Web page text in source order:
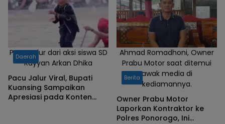
Pacu Jalur dari aksi siswa SD
Rayyan Arkan Dhika
Daerah
Pacu Jalur Viral, Bupati
Kuansing Sampaikan
Apresiasi pada Konten
Ahmad Romadhoni, Owner
Prabu Motor saat ditemui
awak media di
kediamannya.
Berita
Owner Prabu Motor
Laporkan Kontraktor ke
Polres Ponorogo, Ini